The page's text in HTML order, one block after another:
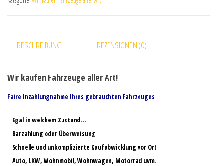
BESCHREIBUNG REZENSIONEN (0)
Wir kaufen Fahrzeuge aller Art!
Faire Inzahlungnahme Ihres gebrauchten Fahrzeuges
Egal in welchem Zustand…
Barzahlung oder Überweisung
Schnelle und unkomplizierte Kaufabwicklung vor Ort
Auto, LKW, Wohnmobil, Wohnwagen, Motorrad uvm.